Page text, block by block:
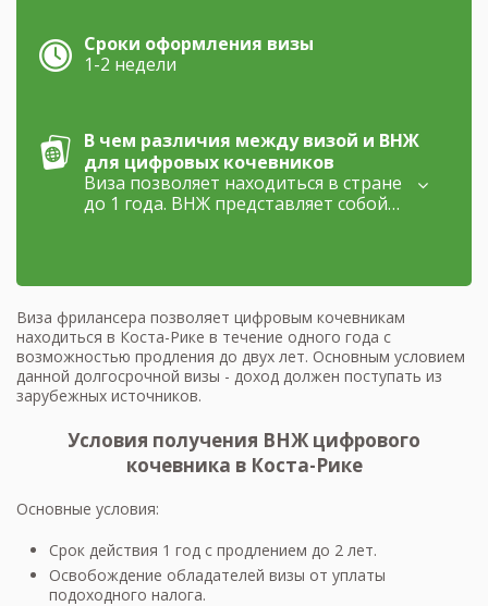
Сроки оформления визы
1-2 недели
В чем различия между визой и ВНЖ
для цифровых кочевников
Виза позволяет находиться в стране
до 1 года. ВНЖ представляет собой
Виза фрилансера позволяет цифровым кочевникам
находиться в Коста-Рике в течение одного года с
возможностью продления до двух лет. Основным условием
данной долгосрочной визы - доход должен поступать из
зарубежных источников.
Условия получения ВНЖ цифрового
кочевника в Коста-Рике
Основные условия:
Срок действия 1 год с продлением до 2 лет.
Освобождение обладателей визы от уплаты
подоходного налога.